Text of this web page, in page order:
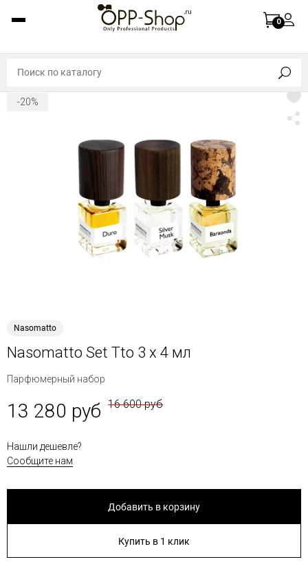
0
-20%
Nasomatto
Nasomatto Set Tto 3 x 4 мл
Парфюмерный набор
13 280 руб 16 600 руб
Нашли дешевле?
Сообщите нам
Добавить в корзину
Купить в 1 клик